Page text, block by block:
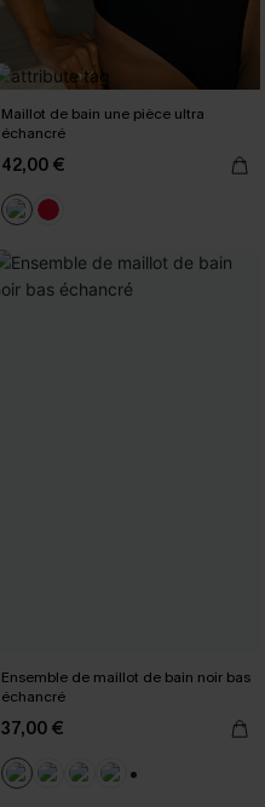
Maillot de bain une pièce ultra
échancré
42,00 €
Ensemble de maillot de bain noir bas
échancré
37,00 €